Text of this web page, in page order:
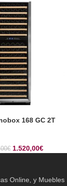
168 GC 2T
€ 1.520,00€
Online, y Muebles